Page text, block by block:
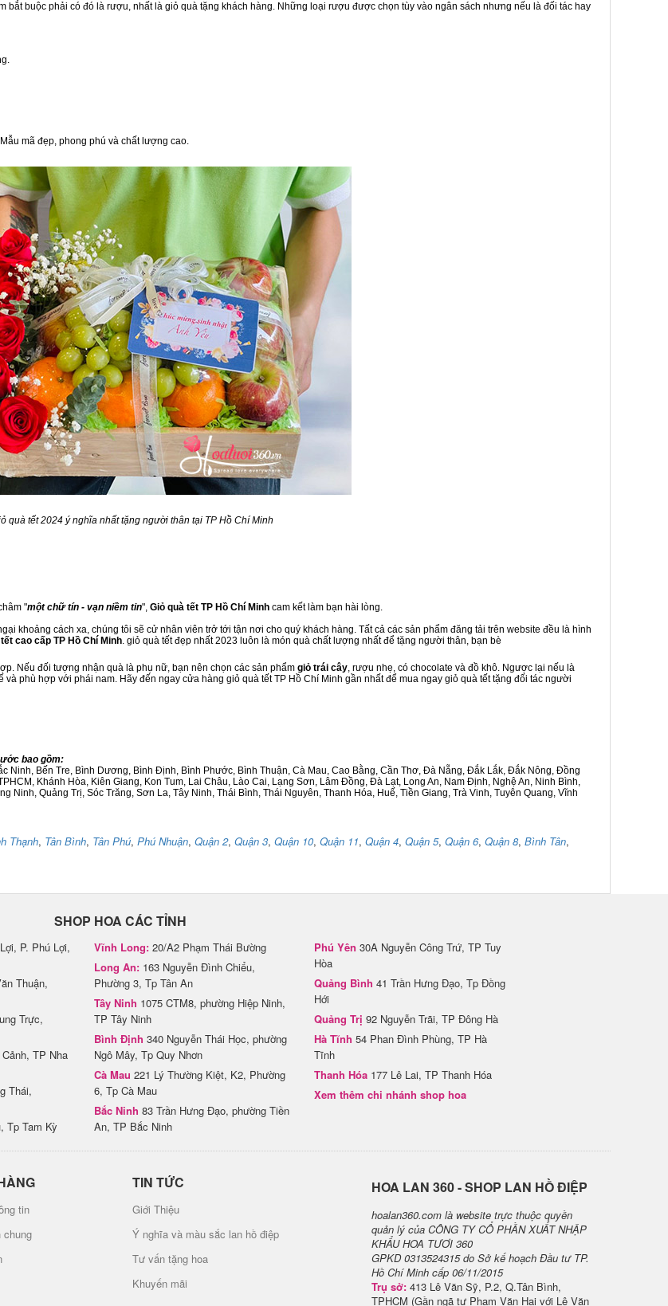
bắt buộc phải có đó là rượu, nhất là giỏ quà tặng khách hàng. Những loại rượu được chọn tùy vào ngân sách nhưng nếu là đối tác hay
mã đẹp, phong phú và chất lượng cao.
quà tết 2024 ý nghĩa nhất tặng người thân tại TP Hồ Chí Minh
"một chữ tín - vạn niềm tin", Giỏ quà tết TP Hồ Chí Minh cam kết làm bạn hài lòng.
khoảng cách xa, chúng tôi sẽ cử nhân viên trở tới tận nơi cho quý khách hàng. Tất cả các sản phẩm đăng tải trên website đều là hình
cao cấp TP Hồ Chí Minh. giỏ quà tết đẹp nhất 2023 luôn là món quà chất lượng nhất để tặng người thân, bạn bè
Nếu đối tượng nhận quà là phụ nữ, bạn nên chọn các sản phẩm giỏ trái cây, rượu nhẹ, có chocolate và đồ khô. Ngược lại nếu là
phù hợp với phái nam. Hãy đến ngay cửa hàng giỏ quà tết TP Hồ Chí Minh gần nhất để mua ngay giỏ quà tết tặng đối tác người
bao gồm:
Ninh, Bến Tre, Bình Dương, Bình Định, Bình Phước, Bình Thuận, Cà Mau, Cao Bằng, Cần Thơ, Đà Nẵng, Đắk Lắk, Đắk Nông, Đồng
Khánh Hòa, Kiên Giang, Kon Tum, Lai Châu, Lào Cai, Lạng Sơn, Lâm Đồng, Đà Lạt, Long An, Nam Định, Nghệ An, Ninh Bình,
Ninh, Quảng Trị, Sóc Trăng, Sơn La, Tây Ninh, Thái Bình, Thái Nguyên, Thanh Hóa, Huế, Tiền Giang, Trà Vinh, Tuyên Quang, Vĩnh
Thạnh, Tân Bình, Tân Phú, Phú Nhuận, Quận 2, Quận 3, Quận 10, Quận 11, Quận 4, Quận 5, Quận 6, Quận 8, Bình Tân,
SHOP HOA CÁC TỈNH
P. Phú Lợi,
Thuận,
Trực,
TP Nha
Thái,
Tp Tam Kỳ
Vĩnh Long: 20/A2 Phạm Thái Bường
Long An: 163 Nguyễn Đình Chiểu,
Phường 3, Tp Tân An
Tây Ninh 1075 CTM8, phường Hiệp Ninh,
TP Tây Ninh
Bình Định 340 Nguyễn Thái Học, phường
Ngô Mây, Tp Quy Nhơn
Cà Mau 221 Lý Thường Kiệt, K2, Phường
6, Tp Cà Mau
Bắc Ninh 83 Trần Hưng Đạo, phường Tiền
An, TP Bắc Ninh
Phú Yên 30A Nguyễn Công Trứ, TP Tuy
Hòa
Quảng Bình 41 Trần Hưng Đạo, Tp Đồng
Hới
Quảng Trị 92 Nguyễn Trãi, TP Đông Hà
Hà Tĩnh 54 Phan Đình Phùng, TP Hà
Tĩnh
Thanh Hóa 177 Lê Lai, TP Thanh Hóa
Xem thêm chi nhánh shop hoa
tin
chung
TIN TỨC
Giới Thiệu
Ý nghĩa và màu sắc lan hồ điệp
Tư vấn tặng hoa
Khuyến mãi
H​OA LAN 360 - SHOP LAN HỒ ĐIỆP
hoalan360.com là website trực thuộc quyền
quản lý của CÔNG TY CỔ PHẦN XUẤT NHẬP
KHẨU HOA TƯƠI 360
GPKD 0313524315 do Sở kế hoạch Đầu tư TP.
Hồ Chí Minh cấp 06/11/2015
Trụ sở: 413 Lê Văn Sỹ, P.2, Q.Tân Bình,
TPHCM (Gần ngã tư Phạm Văn Hai với Lê Văn